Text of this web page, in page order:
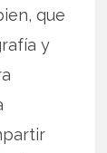
que
y